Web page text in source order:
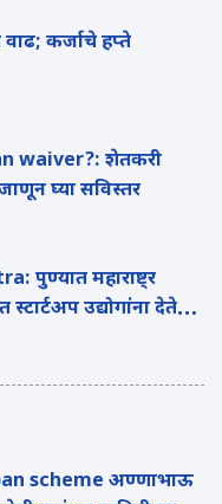
कर्जाचे हप्ते
waiver?: शेतकरी
घ्या सविस्तर
पुण्यात महाराष्ट्र
उद्योगांना देते
scheme अण्णाभाऊ